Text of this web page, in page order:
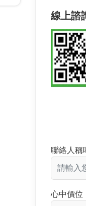
線上諮
聯絡人稱
心中價位